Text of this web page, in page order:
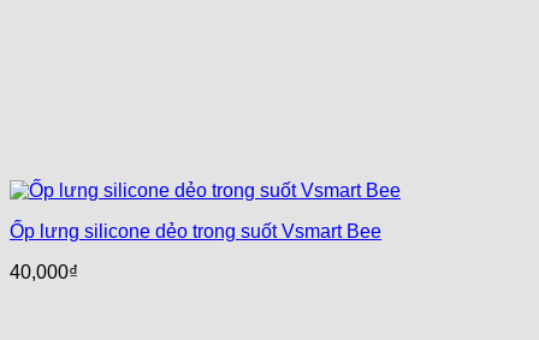
Ốp lưng silicone dẻo trong suốt Vsmart Bee
40,000₫